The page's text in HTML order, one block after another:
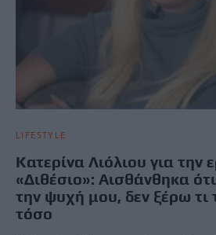
LIFESTYLE
Κατερίνα Λιόλιου για την
«Διθέσιο»: Αισθάνθηκα
την ψυχή μου, δεν ξέρω τι
τόσο